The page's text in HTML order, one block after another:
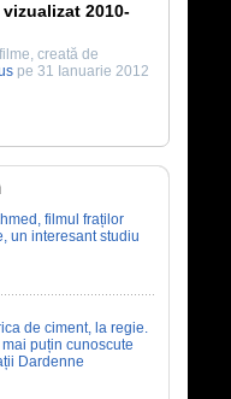
2010-
creată de
pe 31 Ianuarie 2012
filmul fraților
un interesant studiu
de ciment, la regie.
puțin cunoscute
Dardenne